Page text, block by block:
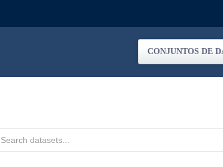
CONJUNTOS DE